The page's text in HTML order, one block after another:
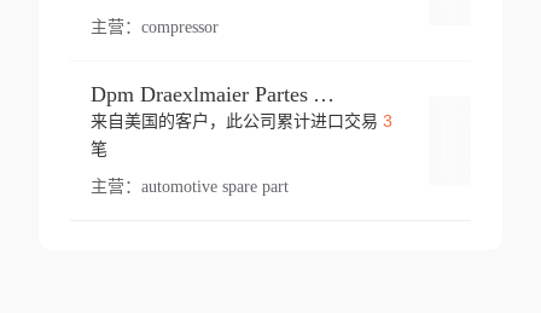
主营： compressor
Dpm Draexlmaier Partes Automotrices Corr Ind Huejotzingo
来自美国的客户，此公司累计进口交易 3
笔
主营： automotive spare part